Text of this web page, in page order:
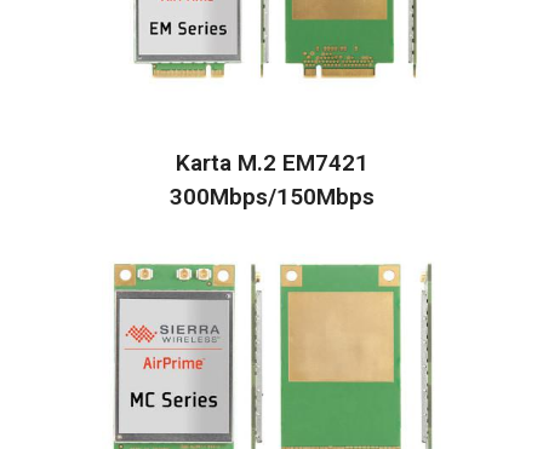
Karta M.2 EM7421
300Mbps/150Mbps